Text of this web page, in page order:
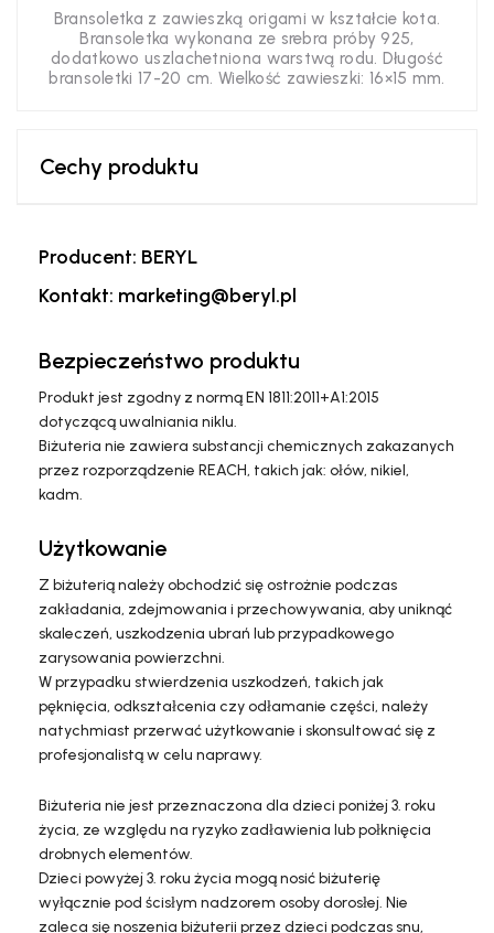
Bransoletka z zawieszką origami w kształcie kota.
Bransoletka wykonana ze srebra próby 925,
dodatkowo uszlachetniona warstwą rodu. Długość
bransoletki 17-20 cm. Wielkość zawieszki: 16×15 mm.
Cechy produktu
Producent: BERYL
Kontakt: marketing@beryl.pl
Bezpieczeństwo produktu
Produkt jest zgodny z normą EN 1811:2011+A1:2015
dotyczącą uwalniania niklu.
Biżuteria nie zawiera substancji chemicznych zakazanych
przez rozporządzenie REACH, takich jak: ołów, nikiel,
kadm.
Użytkowanie
Z biżuterią należy obchodzić się ostrożnie podczas
zakładania, zdejmowania i przechowywania, aby uniknąć
skaleczeń, uszkodzenia ubrań lub przypadkowego
zarysowania powierzchni.
W przypadku stwierdzenia uszkodzeń, takich jak
pęknięcia, odkształcenia czy odłamanie części, należy
natychmiast przerwać użytkowanie i skonsultować się z
profesjonalistą w celu naprawy.
Biżuteria nie jest przeznaczona dla dzieci poniżej 3. roku
życia, ze względu na ryzyko zadławienia lub połknięcia
drobnych elementów.
Dzieci powyżej 3. roku życia mogą nosić biżuterię
wyłącznie pod ścisłym nadzorem osoby dorosłej. Nie
zaleca się noszenia biżuterii przez dzieci podczas snu,